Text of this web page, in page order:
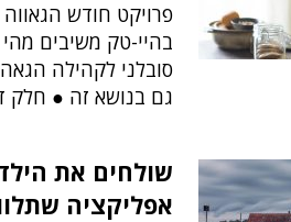
פרויקט חודש
בהיי-טק משיבים
סובלני לקהילה
גם בנושא זה ● חלק
שולחים את
אפליקציה